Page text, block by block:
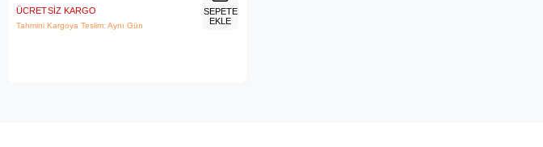
ÜCRETSIZ KARGO
Tahmini Kargoya Teslim: Aynı Gün
SEPETE
EKLE